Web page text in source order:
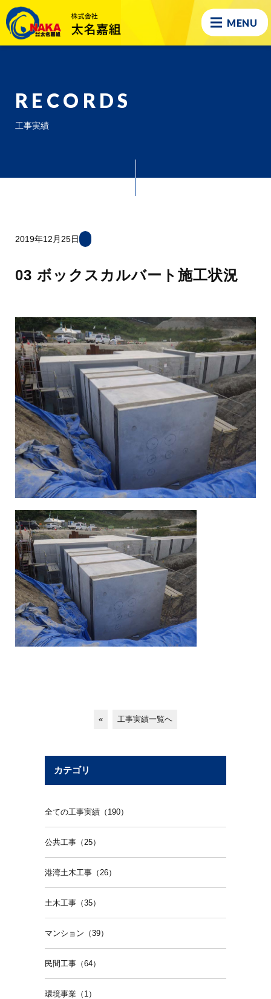
MENU
RECORDS
工事実績
2019年12月25日
03 ボックスカルバート施工状況
« 工事実績一覧へ
カテゴリ
全ての工事実績（190）
公共工事（25）
港湾土木工事（26）
土木工事（35）
マンション（39）
民間工事（64）
環境事業（1）